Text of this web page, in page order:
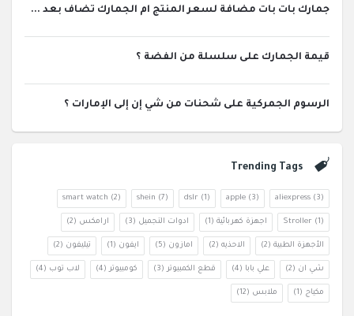
جمارك بات بات مضافة لسعر المنتج ام الجمارك تضاف بعد ...
قيمة الجمارك على سلسلة من الفضة ؟
الرسوم الجمركية على شحنات من شي إن إلى الإمارات ؟
Trending Tags
aliexpress (3)
apple (3)
dslr (1)
shein (7)
smart watch (2)
Stroller (1) اجهزة كهربائية (1) ادوات التجميل (3) ارامكس (2)
الأجهزة الطبية (2) الاحذيه (2) امازون (5) ايفون (1) تيليفون (2)
شي ان (2) علي بابا (4) قطع الكمبيوتر (3) كومبيوتر (4) لاب توب (4)
مكياج (1) ملابس (12)